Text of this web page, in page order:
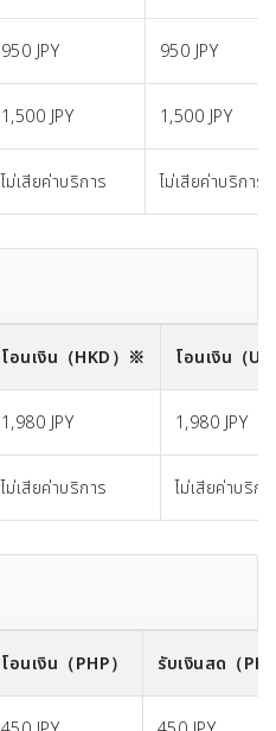
950 JPY 950 JPY
1,500 JPY 1,500 JPY
ไม่เสียค่าบริการ ไม่เสียค่าบริการ
โอนเงิน （HKD）※ โอนเงิน （
1,980 JPY 1,980 JPY
ไม่เสียค่าบริการ ไม่เสียค่าบริก
โอนเงิน （PHP） รับเงินสด （